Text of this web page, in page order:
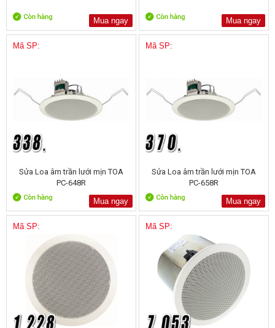
Mua ngay Mua ngay
Mã SP:
Sửa Loa âm trần lưới mịn TOA
PC-648R
Mua ngay
Mã SP:
Sửa Loa âm trần lưới mịn TOA
PC-658R
Mua ngay
Mã SP: Mã SP: